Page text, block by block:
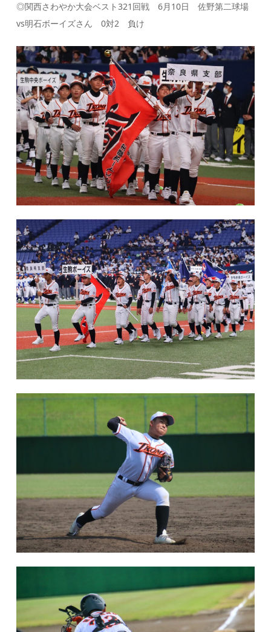
◎関西さわやか大会ベスト321回戦 6月10日 佐野第二球場
vs明石ボーイズさん 0対2 負け